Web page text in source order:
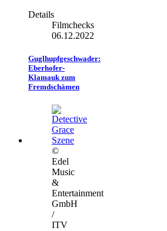
Details
Filmchecks
06.12.2022
Guglhupfgeschwader:
Eberhofer-
Klamauk zum
Fremdschämen
©
Edel
Music
&
Entertainment
GmbH
/
ITV